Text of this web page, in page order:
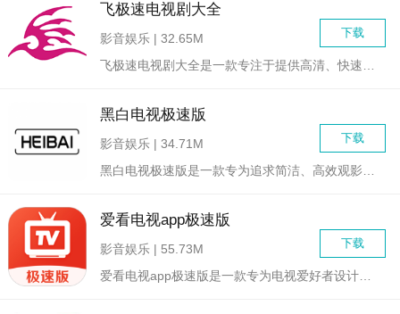
飞极速电视剧大全
下载
影音娱乐 | 32.65M
黑白电视极速版
下载
影音娱乐 | 34.71M
爱看电视app极速版
下载
影音娱乐 | 55.73M